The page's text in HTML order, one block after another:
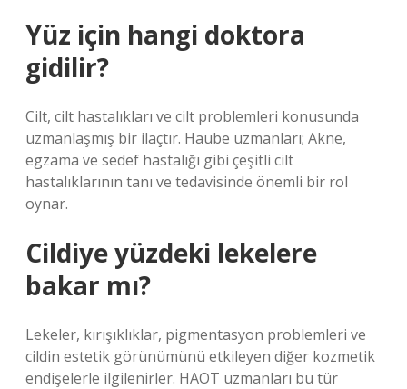
Yüz için hangi doktora
gidilir?
Cilt, cilt hastalıkları ve cilt problemleri konusunda
uzmanlaşmış bir ilaçtır. Haube uzmanları; Akne,
egzama ve sedef hastalığı gibi çeşitli cilt
hastalıklarının tanı ve tedavisinde önemli bir rol
oynar.
Cildiye yüzdeki lekelere
bakar mı?
Lekeler, kırışıklıklar, pigmentasyon problemleri ve
cildin estetik görünümünü etkileyen diğer kozmetik
endişelerle ilgilenirler. HAOT uzmanları bu tür